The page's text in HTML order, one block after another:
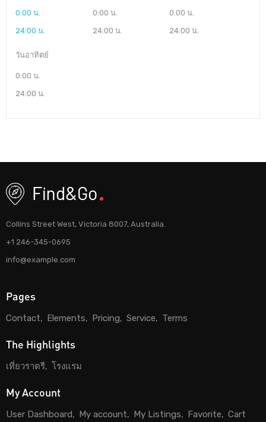
0:00 น.
24:00 น.
0:00 น.
24:00 น.
0:00 น.
24:00 น.
วันอาทิตย์
0:00 น.
24:00 น.
Collins Street West, Victoria 8007, Australia.
+1 246-345-0695
info@example.com
Pages
Contact Elements Pricing Service Terms
The Highlights
เที่ยวราตรี โรงแรม
My Account
User Dashboard My account My Listings Favorite Cart